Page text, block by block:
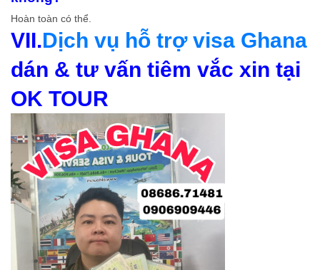
Hoàn toàn có thể.
VII.Dịch vụ hỗ trợ visa Ghana
dán & tư vấn tiêm vắc xin tại
OK TOUR